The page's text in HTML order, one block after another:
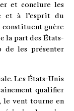
et conclure les
et à l’esprit du
constituent guère
la part des États-
les présenter
Les États-Unis
qualifier
le vent tourne en